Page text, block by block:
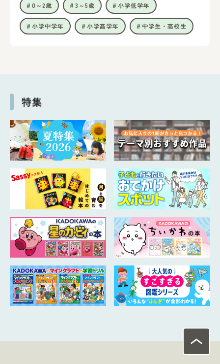
0～2歳 3～5歳 小学低学年
小学中学年 小学高学年 中学生・高校生
特集